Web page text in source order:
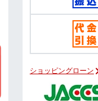
ショッピングローン